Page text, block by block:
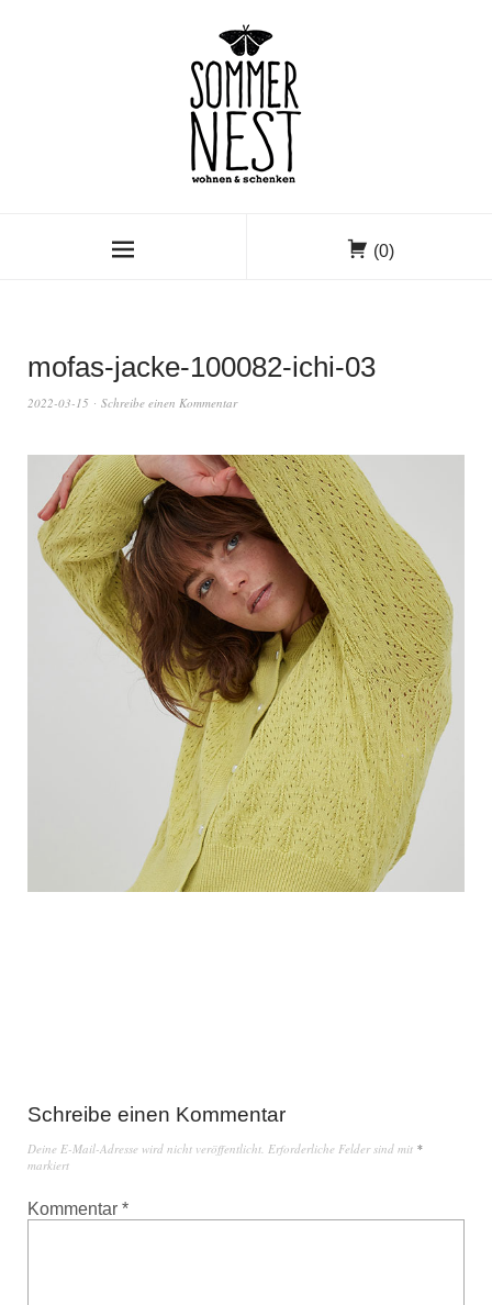
(0)
mofas-jacke-100082-ichi-03
2022-03-15 Schreibe einen Kommentar
Schreibe einen Kommentar
Deine E-Mail-Adresse wird nicht veröffentlicht. Erforderliche Felder sind mit *
markiert
Kommentar *